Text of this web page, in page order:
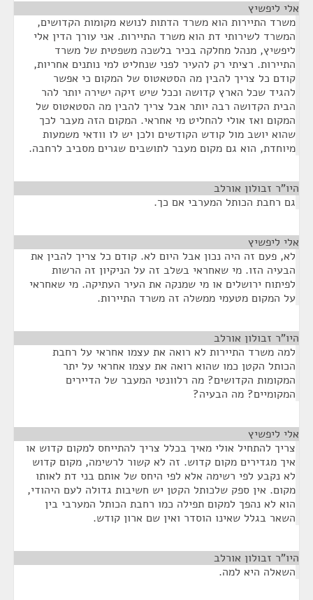
אלי ליפשיץ
משרד התיירות הוא משרד הדתות לנושא מקומות הקדושים,
המשרד לשירותי דת הוא משרד התיירות. אני עורך הדין אלי
ליפשיץ, מנהל מחלקה בכיר בלשכה משפטית של משרד
התיירות. רציתי רק להעיר לפני שנחליט למי נותנים אחריות,
קודם כל צריך להבין מה הסטאטוס של המקום כי אפשר
להגיד שכל הארץ קדושה וככל שיש זיקה ישירה יותר להר
הבית הקדושה רבה יותר אבל צריך להבין מה הסטאטוס של
המקום ואז אולי להחליט מי אחראי. המקום הזה מעבר לכך
שהוא יושב מול קודש הקודשים ולכן יש לו וודאי משמעות
מיוחדת, הוא גם מקום מעבר לתושבים שגרים מסביב לרחבה.
היו"ר זבולון אורלב
גם רחבת הכותל המערבי אם כך.
אלי ליפשיץ
לא, פעם זה היה נכון אבל היום לא. קודם כל צריך להבין את
הבעיה הזו. מי שאחראי בשלב זה על הניקיון זה הרשות
לפיתוח ירושלים או מי שמנקה את העיר העתיקה. מי שאחראי
על המקום מטעמי ממשלה זה משרד התיירות.
היו"ר זבולון אורלב
למה משרד התיירות לא רואה את עצמו אחראי על רחבת
הכותל הקטן כמו שהוא רואה את עצמו אחראי על יתר
המקומות הקדושים? מה רלוונטי המעבר של הדיירים
המקומיים? מה הבעיה?
אלי ליפשיץ
צריך להתחיל אולי מאיך בכלל צריך להתייחס למקום קדוש או
איך מגדירים מקום קדוש. זה לא קשור לרשימה, מקום קדוש
לא נקבע לפי רשימה אלא לפי היחס של אותם בני דת לאותו
מקום. אין ספק שלכותל הקטן יש חשיבות גדולה לעם היהודי,
הוא לא נהפך למקום תפילה כמו רחבת הכותל המערבי בין
השאר בגלל שאינו הוסדר ואין שם ארון קודש.
היו"ר זבולון אורלב
השאלה היא למה.